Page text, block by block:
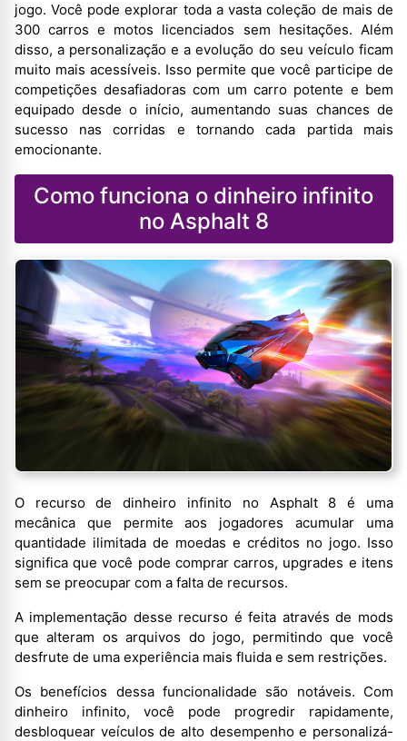
jogo. Você pode explorar toda a vasta coleção de mais de
300 carros e motos licenciados sem hesitações. Além
disso, a personalização e a evolução do seu veículo ficam
muito mais acessíveis. Isso permite que você participe de
competições desafiadoras com um carro potente e bem
equipado desde o início, aumentando suas chances de
sucesso nas corridas e tornando cada partida mais
emocionante.
Como funciona o dinheiro infinito
no Asphalt 8
O recurso de dinheiro infinito no Asphalt 8 é uma
mecânica que permite aos jogadores acumular uma
quantidade ilimitada de moedas e créditos no jogo. Isso
significa que você pode comprar carros, upgrades e itens
sem se preocupar com a falta de recursos.
A implementação desse recurso é feita através de mods
que alteram os arquivos do jogo, permitindo que você
desfrute de uma experiência mais fluida e sem restrições.
Os benefícios dessa funcionalidade são notáveis. Com
dinheiro infinito, você pode progredir rapidamente,
desbloquear veículos de alto desempenho e personalizá-